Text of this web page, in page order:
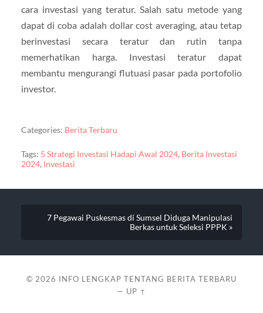
cara investasi yang teratur. Salah satu metode yang
dapat di coba adalah dollar cost averaging, atau tetap
berinvestasi secara teratur dan rutin tanpa
memerhatikan harga. Investasi teratur dapat
membantu mengurangi flutuasi pasar pada portofolio
investor.
Categories: Berita Terbaru
Tags: 5 Strategi Investasi Hadapi Awal 2024, Berita Investasi
2024, Investasi
7 Pegawai Puskesmas di Sumsel Diduga Manipulasi
Berkas untuk Seleksi PPPK »
© 2026 INFO LENGKAP TENTANG BERITA TERBARU
— UP ↑